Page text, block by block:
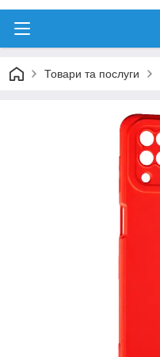
Товари та послуги